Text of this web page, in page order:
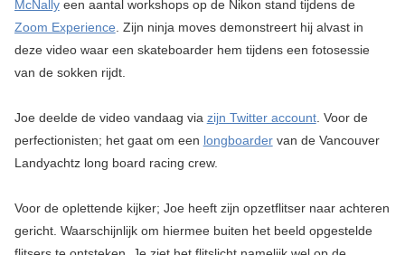
McNallyeen aantal workshops op de Nikon stand tijdens de
Zoom Experience. Zijn ninja moves demonstreert hij alvast in
deze video waar een skateboarder hem tijdens een fotosessie
van de sokken rijdt.
Joe deelde de video vandaag via zijn Twitter account. Voor de
perfectionisten; het gaat om een longboardervan de Vancouver
Landyachtz long board racing crew.
Voor de oplettende kijker; Joe heeft zijn opzetflitser naar achteren
gericht. Waarschijnlijk om hiermee buiten het beeld opgestelde